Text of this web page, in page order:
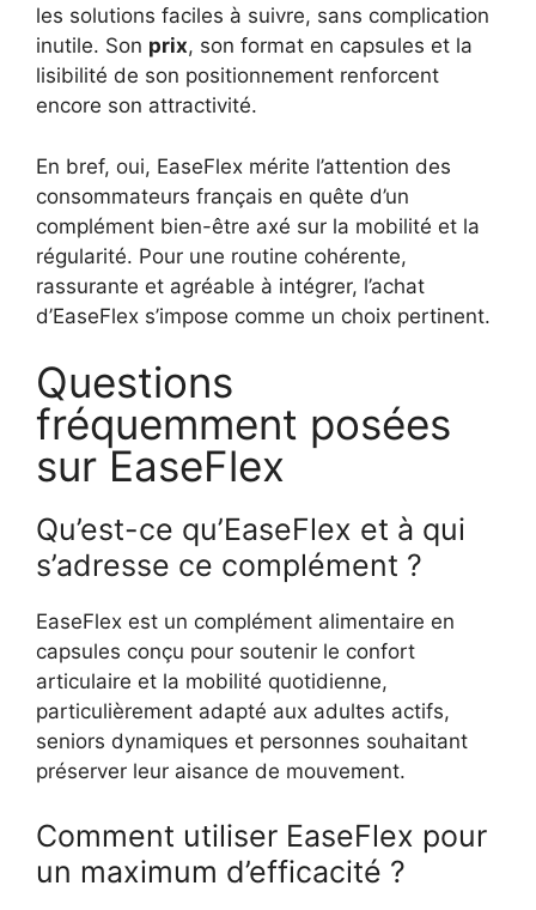
les solutions faciles à suivre, sans complication
inutile. Son prix, son format en capsules et la
lisibilité de son positionnement renforcent
encore son attractivité.
En bref, oui, EaseFlex mérite l’attention des
consommateurs français en quête d’un
complément bien-être axé sur la mobilité et la
régularité. Pour une routine cohérente,
rassurante et agréable à intégrer, l’achat
d’EaseFlex s’impose comme un choix pertinent.
Questions
fréquemment posées
sur EaseFlex
Qu’est-ce qu’EaseFlex et à qui
s’adresse ce complément ?
EaseFlex est un complément alimentaire en
capsules conçu pour soutenir le confort
articulaire et la mobilité quotidienne,
particulièrement adapté aux adultes actifs,
seniors dynamiques et personnes souhaitant
préserver leur aisance de mouvement.
Comment utiliser EaseFlex pour
un maximum d’efficacité ?